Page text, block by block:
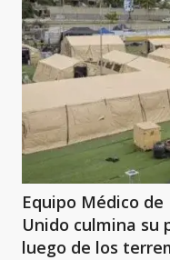
Equipo Médico de
Unido culmina su
luego de los